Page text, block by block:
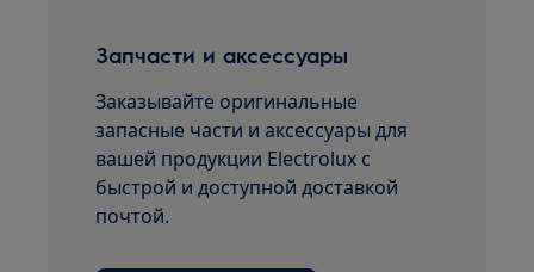
Запчасти и аксессуары
Заказывайте оригинальные
запасные части и аксессуары для
вашей продукции Electrolux с
быстрой и доступной доставкой
почтой.